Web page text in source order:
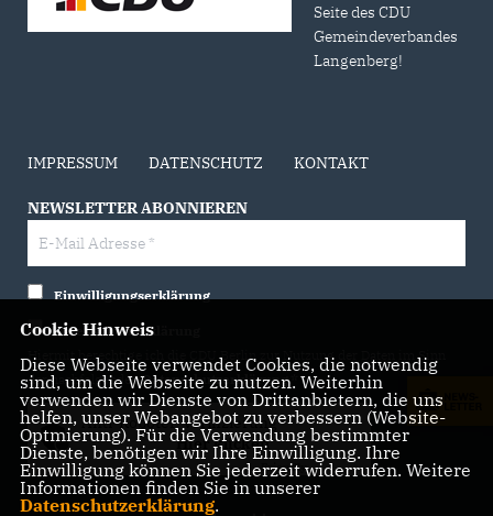
Seite des CDU
Gemeindeverbandes
Langenberg!
IMPRESSUM DATENSCHUTZ KONTAKT
NEWSLETTER ABONNIEREN
Einwilligungserklärung
Datenschutzerklärung
Hiermit berechtige ich die CDU Berlin zur Nutzung der Daten im Sinn
der nachfolgendenDatenschutzerklärung.*
Anti-Roboter-Verifizierung
Hier klicken
FriendlyCaptcha ⇗
Cookie Hinweis
Diese Webseite verwendet Cookies, die notwendig
sind, um die Webseite zu nutzen. Weiterhin
verwenden wir Dienste von Drittanbietern, die uns
helfen, unser Webangebot zu verbessern (Website-
Optmierung). Für die Verwendung bestimmter
Dienste, benötigen wir Ihre Einwilligung. Ihre
Einwilligung können Sie jederzeit widerrufen. Weitere
Informationen finden Sie in unserer
Datenschutzerklärung.